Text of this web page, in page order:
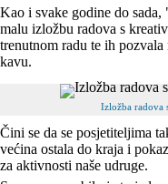
Kao i svake godine do
malu izložbu radova s
trenutnom radu te ih
kavu.
Izložba radova
Čini se da se posjetiteljima
većina ostala do kraja i
za aktivnosti naše udruge.